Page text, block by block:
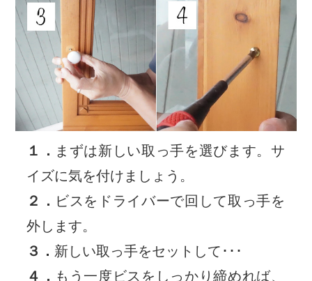
１． まずは新しい取っ手を選びます。サ
イズに気を付けましょう。
２． ビスをドライバーで回して取っ手を
外します。
３． 新しい取っ手をセットして･･･
４． もう一度ビスをしっかり締めれば、